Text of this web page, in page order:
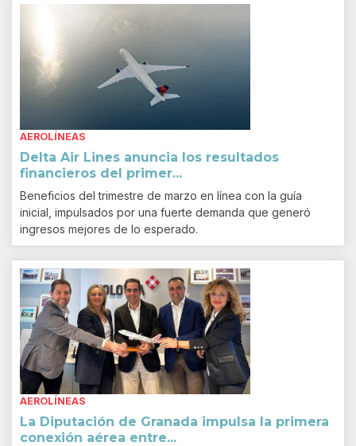
AEROLÍNEAS
Delta Air Lines anuncia los resultados
financieros del primer...
Beneficios del trimestre de marzo en línea con la guía
inicial, impulsados por una fuerte demanda que generó
ingresos mejores de lo esperado.
AEROLÍNEAS
La Diputación de Granada impulsa la primera
conexión aérea entre...